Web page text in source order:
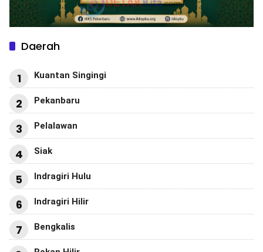
Daerah
1 Kuantan Singingi
2 Pekanbaru
3 Pelalawan
4 Siak
5 Indragiri Hulu
6 Indragiri Hilir
7 Bengkalis